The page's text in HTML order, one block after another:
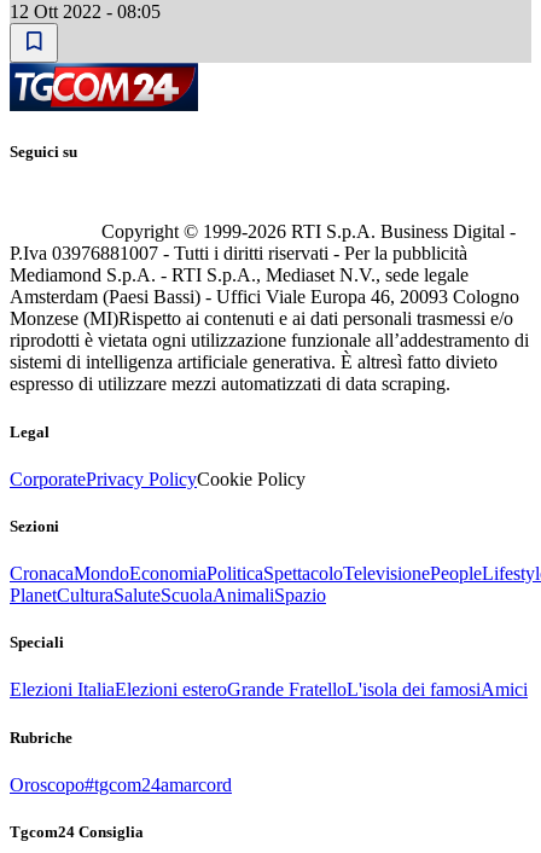
12 Ott 2022 - 08:05
Seguici su
Copyright © 1999-2026 RTI S.p.A. Business Digital -
P.Iva 03976881007 - Tutti i diritti riservati - Per la pubblicità
Mediamond S.p.A. - RTI S.p.A., Mediaset N.V., sede legale
Amsterdam (Paesi Bassi) - Uffici Viale Europa 46, 20093 Cologno
Monzese (MI)Rispetto ai contenuti e ai dati personali trasmessi e/o
riprodotti è vietata ogni utilizzazione funzionale all’addestramento di
sistemi di intelligenza artificiale generativa. È altresì fatto divieto
espresso di utilizzare mezzi automatizzati di data scraping.
Legal
CorporatePrivacy PolicyCookie Policy
Sezioni
CronacaMondoEconomiaPoliticaSpettacoloTelevisionePeople
PlanetCulturaSaluteScuolaAnimaliSpazio
Speciali
Elezioni ItaliaElezioni esteroGrande FratelloL'isola dei famosiAmici
Rubriche
Oroscopo#tgcom24amarcord
Tgcom24 Consiglia